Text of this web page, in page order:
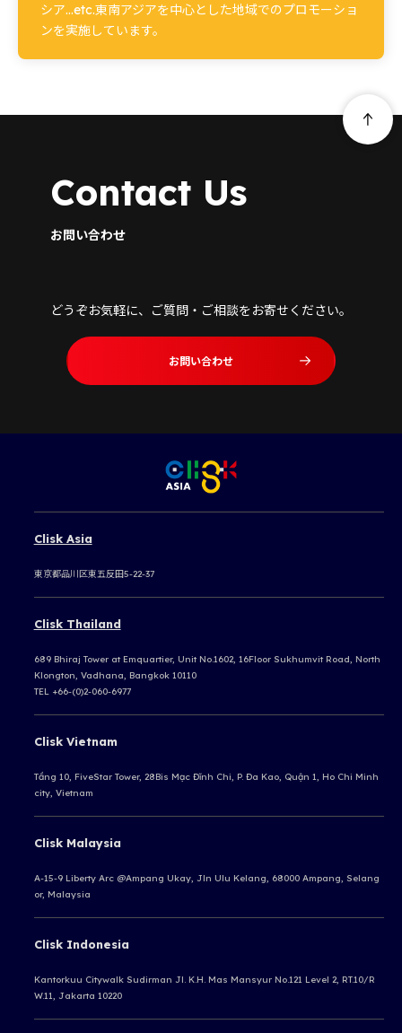
シア…etc.東南アジアを中心とした地域でのプロモーショ
ンを実施しています。
Contact Us
お問い合わせ
どうぞお気軽に、ご質問・ご相談をお寄せください。
お問い合わせ
Clisk Asia
東京都品川区東五反田5-22-37
Clisk Thailand
689 Bhiraj Tower at Emquartier, Unit No.1602, 16Floor Sukhumvit Road, North
Klongton, Vadhana, Bangkok 10110
TEL +66-(0)2-060-6977
Clisk Vietnam
Tầng 10, FiveStar Tower, 28Bis Mạc Đĩnh Chi, P. Đa Kao, Quận 1, Ho Chi Minh
city, Vietnam
Clisk Malaysia
A-15-9 Liberty Arc @Ampang Ukay, Jln Ulu Kelang, 68000 Ampang, Selang
or, Malaysia
Clisk Indonesia
Kantorkuu Citywalk Sudirman Jl. K.H. Mas Mansyur No.121 Level 2, RT.10/R
W.11, Jakarta 10220